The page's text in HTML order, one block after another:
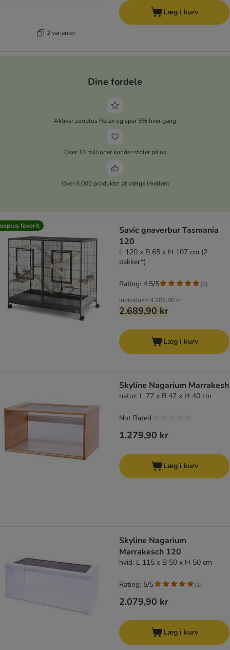
2 varianter
Læg i kurv
Dine fordele
Aktiver zooplus Relax og spar 5% hver gang
Over 10 millioner kunder stoler på os
Over 8.000 produkter at vælge imellem
favorit
Savic gnaverbur Tasmania
120
L 120 x B 65 x H 107 cm (2
pakker*)
Individuelt4.209,80 kr
2.689,90 kr
Rating: 4.5/5 (2)
Læg i kurv
Skyline Nagarium Marrakesh
natur: L 77 x B 47 x H 40 cm
1.279,90 kr
Not Rated
Læg i kurv
Skyline Nagarium
Marrakesch 120
hvid: L 115 x B 50 x H 50 cm
2.079,90 kr
Rating: 5/5 (1)
Læg i kurv